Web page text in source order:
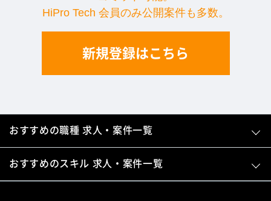
HiPro Tech 会員のみ公開案件も多数。
新規登録はこちら
おすすめの職種 求人・案件一覧
おすすめのスキル 求人・案件一覧